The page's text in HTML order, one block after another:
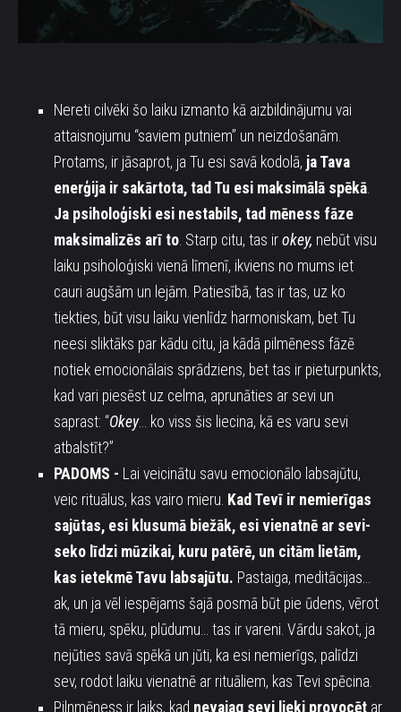
Nereti cilvēki šo laiku izmanto kā aizbildinājumu vai
attaisnojumu “saviem putniem” un neizdošanām.
Protams, ir jāsaprot, ja Tu esi savā kodolā, ja Tava
enerģija ir sakārtota, tad Tu esi maksimālā spēkā.
Ja psiholoģiski esi nestabils, tad mēness fāze
maksimalizēs arī to. Starp citu, tas ir okey, nebūt visu
laiku psiholoģiski vienā līmenī, ikviens no mums iet
cauri augšām un lejām. Patiesībā, tas ir tas, uz ko
tiekties, būt visu laiku vienlīdz harmoniskam, bet Tu
neesi sliktāks par kādu citu, ja kādā pilmēness fāzē
notiek emocionālais sprādziens, bet tas ir pieturpunkts,
kad vari piesēst uz celma, aprunāties ar sevi un
saprast: “Okey… ko viss šis liecina, kā es varu sevi
atbalstīt?”
PADOMS - Lai veicinātu savu emocionālo labsajūtu,
veic rituālus, kas vairo mieru. Kad Tevī ir nemierīgas
sajūtas, esi klusumā biežāk, esi vienatnē ar sevi-
seko līdzi mūzikai, kuru patērē, un citām lietām,
kas ietekmē Tavu labsajūtu. Pastaiga, meditācijas…
ak, un ja vēl iespējams šajā posmā būt pie ūdens, vērot
tā mieru, spēku, plūdumu… tas ir vareni. Vārdu sakot, ja
nejūties savā spēkā un jūti, ka esi nemierīgs, palīdzi
sev, rodot laiku vienatnē ar rituāliem, kas Tevi spēcina.
Pilnmēness ir laiks, kad nevajag sevi lieki provocēt ar